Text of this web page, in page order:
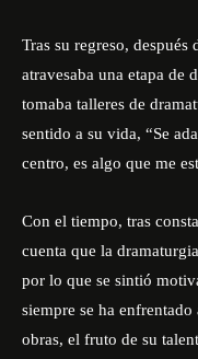
Tras su regreso,
atravesaba una etapa de
tomaba talleres de
sentido a su vida, “Se
centro, es algo que me
Con el tiempo, tras
cuenta que la
por lo que se sintió
siempre se ha
obras, el fruto de su